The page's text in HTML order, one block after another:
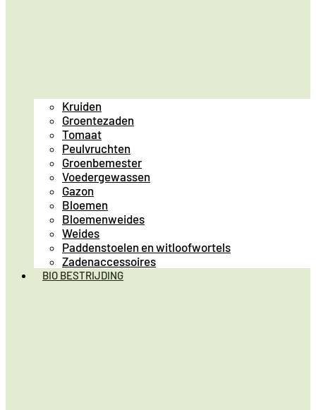
Kruiden
Groentezaden
Tomaat
Peulvruchten
Groenbemester
Voedergewassen
Gazon
Bloemen
Bloemenweides
Weides
Paddenstoelen en witloofwortels
Zadenaccessoires
BIO BESTRIJDING